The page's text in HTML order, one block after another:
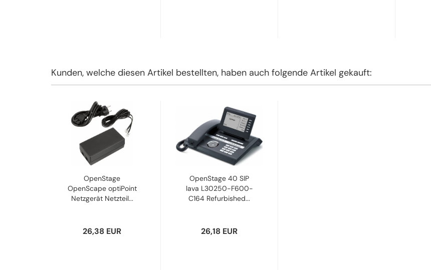
Kunden, welche diesen Artikel bestellten, haben auch folgende Artikel gekauft:
OpenStage
OpenScape optiPoint
Netzgerät Netzteil...
26,38 EUR
OpenStage 40 SIP
lava L30250-F600-
C164 Refurbished...
26,18 EUR